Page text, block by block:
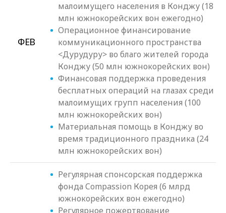
ФЕВ
малоимущего населения в Конджу (18
млн южнокорейских вон ежегодно)
Операционное финансирование
коммуникационного пространства
<Дурудуру> во благо жителей города
Конджу (50 млн южнокорейских вон)
Финансовая поддержка проведения
бесплатных операций на глазах среди
малоимущих групп населения (100
млн южнокорейских вон)
Материальная помощь в Конджу во
время традиционного праздника (24
млн южнокорейских вон)
Регулярная спонсорская поддержка
фонда Compassion Корея (6 млрд
южнокорейских вон ежегодно)
Регулярное пожертвование